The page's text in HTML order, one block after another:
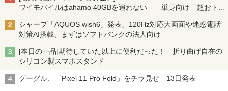
ワイモバイルはahamo 40GBを追わない――単身向け「超おトク
割」の安さと1年限定の注意点
シャープ「AQUOS wish6」発表、120Hz対応大画面や迷惑電話
対策AI搭載、まずはソフトバンクの法人向け
[本日の一品]期待していた以上に便利だった！ 折り曲げ自在の
シリコン製スマホスタンド
グーグル、「Pixel 11 Pro Fold」をチラ見せ 13日発表